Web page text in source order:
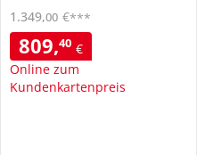
809,40 €
Online zum
Kundenkartenpreis
1.349,00 €***